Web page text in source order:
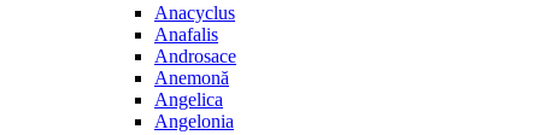
Anacyclus
Anafalis
Androsace
Anemonă
Angelica
Angelonia